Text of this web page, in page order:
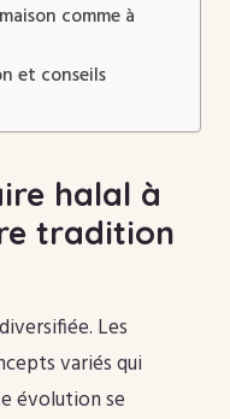
comme à
et conseils
halal à
tradition
Les
variés qui
évolution se